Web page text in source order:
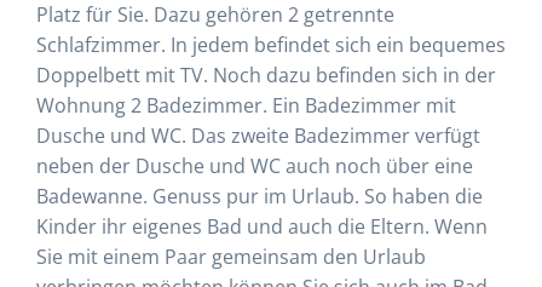
Platz für Sie. Dazu gehören 2 getrennte
Schlafzimmer. In jedem befindet sich ein bequemes
Doppelbett mit TV. Noch dazu befinden sich in der
Wohnung 2 Badezimmer. Ein Badezimmer mit
Dusche und WC. Das zweite Badezimmer verfügt
neben der Dusche und WC auch noch über eine
Badewanne. Genuss pur im Urlaub. So haben die
Kinder ihr eigenes Bad und auch die Eltern. Wenn
Sie mit einem Paar gemeinsam den Urlaub